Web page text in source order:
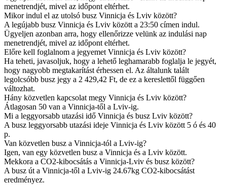
menetrendjét, mivel az időpont eltérhet.
Mikor indul el az utolsó busz Vinnicja és Lviv között?
A legújabb busz Vinnicja és Lviv között a 23:50 címen indul.
Ügyeljen azonban arra, hogy ellenőrizze velünk az indulási nap
menetrendjét, mivel az időpont eltérhet.
Előre kell foglalnom a jegyemet Vinnicja és Lviv között?
Ha teheti, javasoljuk, hogy a lehető leghamarabb foglalja le jegyét,
hogy nagyobb megtakarítást érhessen el. Az általunk talált
legolcsóbb busz jegy a 2 429,42 Ft, de ez a kereslettől függően
változhat.
Hány közvetlen kapcsolat megy Vinnicja és Lviv között?
Átlagosan 50 van a Vinnicja-től a Lviv-ig.
Mi a leggyorsabb utazási idő Vinnicja és busz Lviv között?
A busz leggyorsabb utazási ideje Vinnicja és Lviv között 5 ó és 40
p.
Van közvetlen busz a Vinnicja-tól a Lviv-ig?
Igen, van egy közvetlen busz a Vinnicja és a Lviv között.
Mekkora a CO2-kibocsátás a Vinnicja-Lviv és busz között?
A busz út a Vinnicja-től a Lviv-ig 24.67kg CO2-kibocsátást
eredményez.